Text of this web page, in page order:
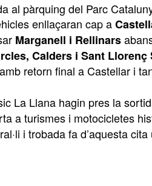
al pàrquing del Parc
enllaçaran cap a
Marganell i Rellinars
Calders i Sant Llorenç
retorn final a Castellar i
La Llana hagin pres la
a turismes i motocicletes
i trobada fa d’aquesta